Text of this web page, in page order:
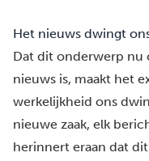
Het nieuws dwingt
Dat dit onderwerp nu
nieuws is, maakt het
werkelijkheid ons
nieuwe zaak, elk
herinnert eraan dat